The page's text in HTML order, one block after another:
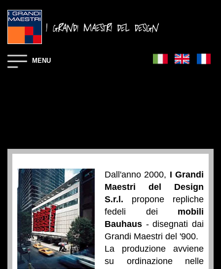
MENU
Dall'anno 2000, I Grandi
Maestri del Design
S.r.l. propone repliche
fedeli dei mobili
Bauhaus - disegnati dai
Grandi Maestri del '900.
La produzione avviene
su ordinazione nelle